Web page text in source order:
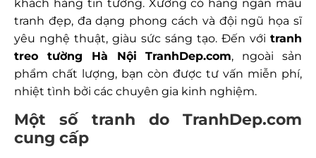
khách hàng tin tưởng. Xưởng có hàng ngàn mẫu
tranh đẹp, đa dạng phong cách và đội ngũ họa sĩ
yêu nghệ thuật, giàu sức sáng tạo. Đến với tranh
treo tường Hà NộiTranhDep.com, ngoài sản
phẩm chất lượng, bạn còn được tư vấn miễn phí,
nhiệt tình bởi các chuyên gia kinh nghiệm.
Một số tranh do TranhDep.com
cung cấp